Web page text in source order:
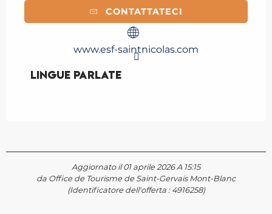
CONTATTATECI
www.esf-saintnicolas.com
Lingue parlate
Lingue parlate
Aggiornato il 01 aprile 2026 A 15:15
da Office de Tourisme de Saint-Gervais Mont-Blanc
(Identificatore dell'offerta : 4916258)